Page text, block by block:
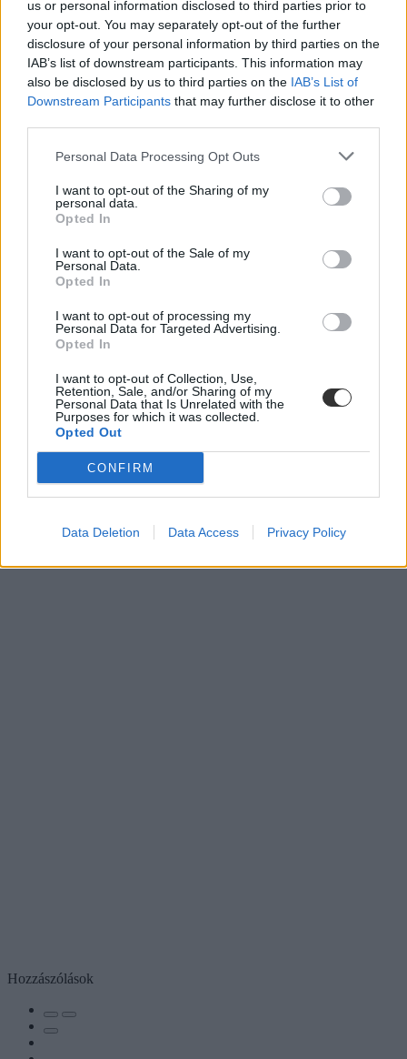
us or personal information disclosed to third parties prior to
your opt-out. You may separately opt-out of the further
disclosure of your personal information by third parties on the
IAB’s list of downstream participants. This information may
also be disclosed by us to third parties on the IAB’s List of
Downstream Participants that may further disclose it to other
Personal Data Processing Opt Outs
I want to opt-out of the Sharing of my
personal data.
Opted In
I want to opt-out of the Sale of my
Personal Data.
Opted In
I want to opt-out of processing my
Personal Data for Targeted Advertising.
Opted In
I want to opt-out of Collection, Use,
Retention, Sale, and/or Sharing of my
Personal Data that Is Unrelated with the
Purposes for which it was collected.
Opted Out
CONFIRM
Data Deletion Data Access Privacy Policy
egyetem
árvíz
Hozzászólások